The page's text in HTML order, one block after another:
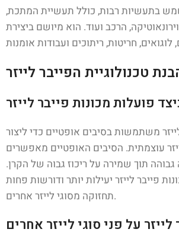
בתעשיות רבות, כולל תעשיית המתכת,
הרכב ועוד. הוא מיושם ביצירת
טכנולוגיית הפייבר לייזר
משתמשות בסיבים אופטיים כדי ליצור
עוצמתית. הסיבים האופטיים מאפשרים
תוך שמירה על ריכוז גבוה של הקרן.
פייבר לייזר יעילות יותר ודורשות פחות
תחזוקה מסוגי לייזר אחרים.
לייזר על פני סוגי לייזר אחרים